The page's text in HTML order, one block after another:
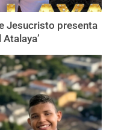
Jesucristo presenta
Atalaya’